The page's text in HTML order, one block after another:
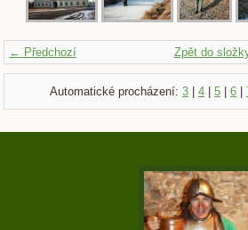
← Předchozí Zpět do
Automatické procházení: 3 4 5 6